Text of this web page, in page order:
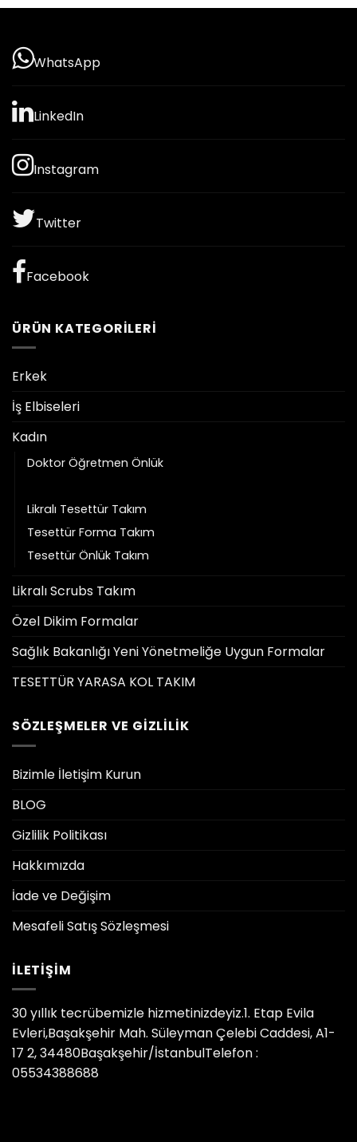
WhatsApp
LinkedIn
Instagram
Twitter
Facebook
ÜRÜN KATEGORILERI
Erkek
İş Elbiseleri
Kadın
Doktor Öğretmen Önlük
Likralı Tesettür Takım
Tesettür Forma Takım
Tesettür Önlük Takım
Likralı Scrubs Takım
Özel Dikim Formalar
Sağlık Bakanlığı Yeni Yönetmeliğe Uygun Formalar
TESETTÜR YARASA KOL TAKIM
SÖZLEŞMELER VE GIZLILIK
Bizimle İletişim Kurun
BLOG
Gizlilik Politikası
Hakkımızda
İade ve Değişim
Mesafeli Satış Sözleşmesi
İLETIŞIM
30 yıllık tecrübemizle hizmetinizdeyiz.1. Etap Evila
Evleri,Başakşehir Mah. Süleyman Çelebi Caddesi, A1-
17 2, 34480Başakşehir/İstanbulTelefon :
05534388688